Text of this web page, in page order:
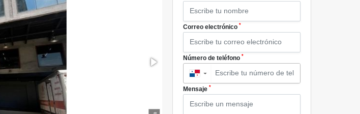
Correo electrónico *
Número de teléfono *
▼
Mensaje *